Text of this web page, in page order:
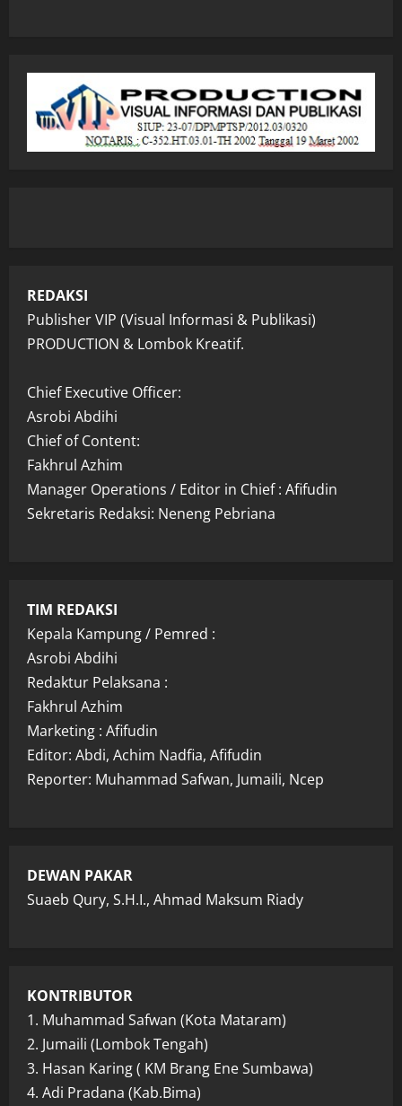
REDAKSI
Publisher VIP (Visual Informasi & Publikasi)
PRODUCTION & Lombok Kreatif.
Chief Executive Officer:
Asrobi Abdihi
Chief of Content:
Fakhrul Azhim
Manager Operations / Editor in Chief : Afifudin
Sekretaris Redaksi: Neneng Pebriana
TIM REDAKSI
Kepala Kampung / Pemred :
Asrobi Abdihi
Redaktur Pelaksana :
Fakhrul Azhim
Marketing : Afifudin
Editor: Abdi, Achim Nadfia, Afifudin
Reporter: Muhammad Safwan, Jumaili, Ncep
DEWAN PAKAR
Suaeb Qury, S.H.I., Ahmad Maksum Riady
KONTRIBUTOR
1. Muhammad Safwan (Kota Mataram)
2. Jumaili (Lombok Tengah)
3. Hasan Karing ( KM Brang Ene Sumbawa)
4. Adi Pradana (Kab.Bima)